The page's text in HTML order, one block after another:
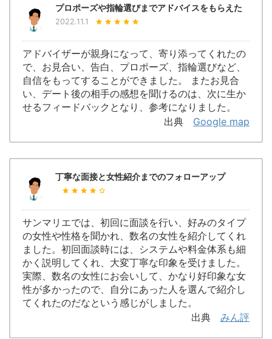
プロポーズや指輪選びまでアドバイスをもらえた
2022.11.1
アドバイザーが親身になって、寄り添ってくれたの
で、お見合い、告白、プロポーズ、指輪選びなど、
自信をもってすることができました。 またお見合
い、デート後の相手の感想を聞けるのは、次に生か
せるフィードバックとなり、参考になりました。
出典 Google map
丁寧な面接と女性紹介までのフォローアップ
サンマリエでは、初回に面談を行い、好みのタイプ
の女性や性格を聞かれ、数名の女性を紹介してくれ
ました。初回面談時には、システムや料金体系も細
かく説明してくれ、大変丁寧な印象を受けました。
実際、数名の女性にお会いして、かなり好印象な女
性が多かったので、自分にあった人を選んで紹介し
てくれたのだなという感じがしました。
出典 みん評